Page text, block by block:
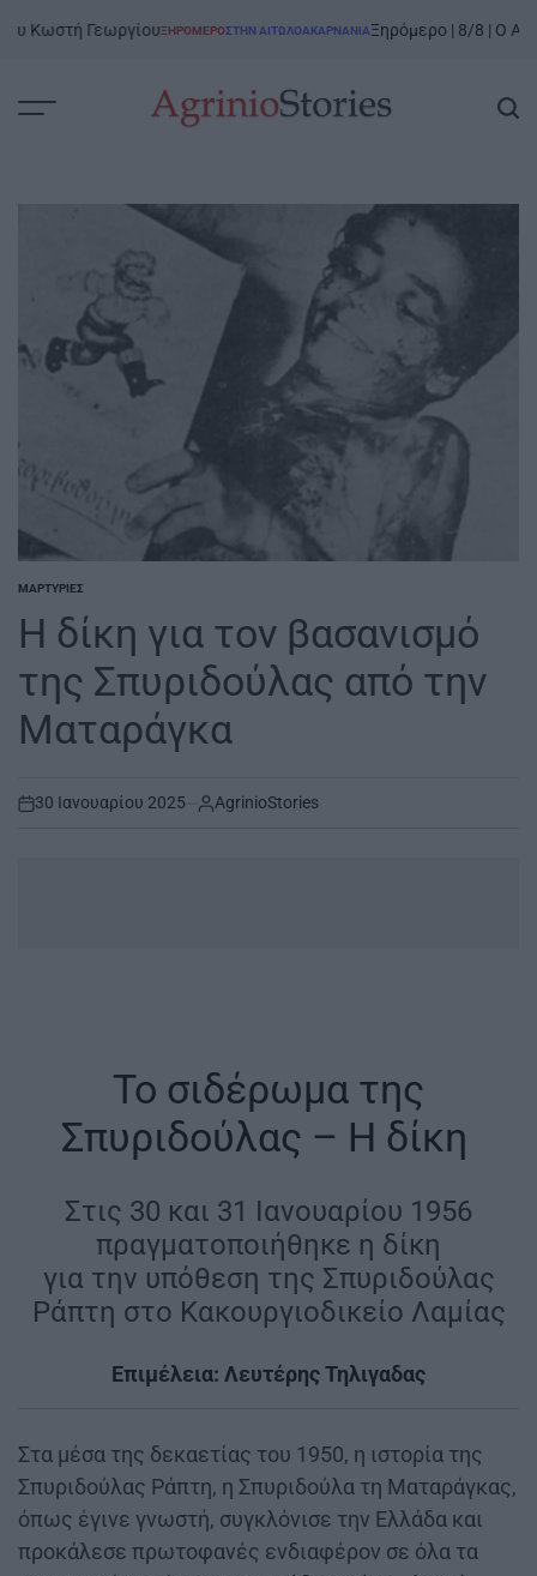
ΓεωργίουPOSTED
ΞΗΡΟΜΕΡΟΣΤΗΝ ΑΙΤΩΛΟΑΚΑΡΝΑΝΊΑΞηρόμερο | 8/8 | Ο Αστακός
POSTED
ΜΑΡΤΥΡΊΕΣ
Η δίκη για τον βασανισμό
της Σπυριδούλας από την
Ματαράγκα
on
30 Ιανουαρίου 2025 AgrinioStories
Το σιδέρωμα της
Σπυριδούλας – Η δίκη
Στις 30 και 31 Ιανουαρίου 1956
πραγματοποιήθηκε η δίκη
για την υπόθεση της Σπυριδούλας
Ράπτη στο Κακουργιοδικείο Λαμίας
Επιμέλεια: Λευτέρης Τηλιγαδας
Στα μέσα της δεκαετίας του 1950, η ιστορία της
Σπυριδούλας Ράπτη, η Σπυριδούλα τη Ματαράγκας,
όπως έγινε γνωστή, συγκλόνισε την Ελλάδα και
προκάλεσε πρωτοφανές ενδιαφέρον σε όλα τα